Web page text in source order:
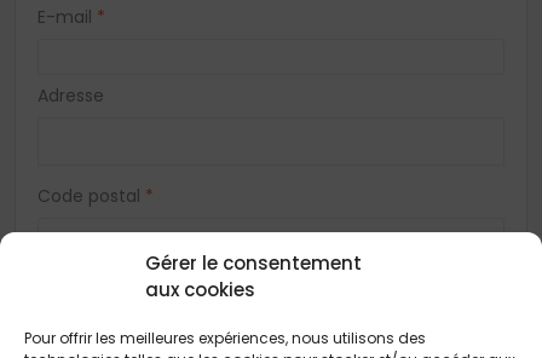
Gérer le consentement
aux cookies
Pour offrir les meilleures expériences, nous utilisons des
E-mail *
Adresse
Code postal *